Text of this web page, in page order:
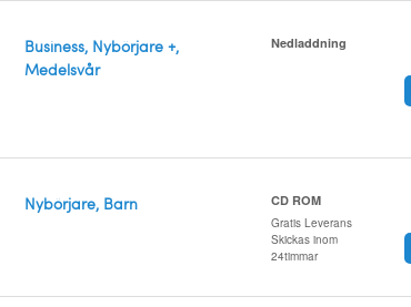
Business, Nybörjare +,
Medelsvår
Nedladdning
Nybörjare, Barn CD ROM
Gratis Leverans
Skickas inom
24timmar